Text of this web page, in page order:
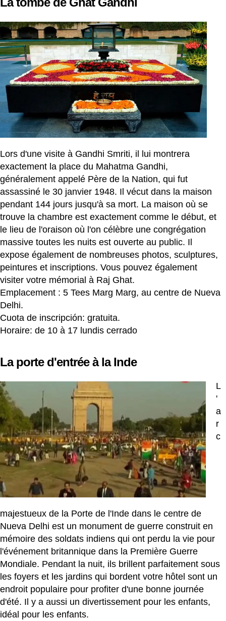
Lors d'une visite à Gandhi Smriti, il lui montrera
exactement la place du Mahatma Gandhi,
généralement appelé Père de la Nation, qui fut
assassiné le 30 janvier 1948. Il vécut dans la maison
pendant 144 jours jusqu'à sa mort. La maison où se
trouve la chambre est exactement comme le début, et
le lieu de l'oraison où l'on célèbre une congrégation
massive toutes les nuits est ouverte au public. Il
expose également de nombreuses photos, sculptures,
peintures et inscriptions. Vous pouvez également
visiter votre mémorial à Raj Ghat.
Emplacement : 5 Tees Marg Marg, au centre de Nueva
Delhi.
Cuota de inscripción: gratuita.
Horaire: de 10 à 17 lundis cerrado
La porte d'entrée à la Inde
L
'
a
r
c
majestueux de la Porte de l'Inde dans le centre de
Nueva Delhi est un monument de guerre construit en
mémoire des soldats indiens qui ont perdu la vie pour
l'événement britannique dans la Première Guerre
Mondiale. Pendant la nuit, ils brillent parfaitement sous
les foyers et les jardins qui bordent votre hôtel sont un
endroit populaire pour profiter d'une bonne journée
d'été. Il y a aussi un divertissement pour les enfants,
idéal pour les enfants.